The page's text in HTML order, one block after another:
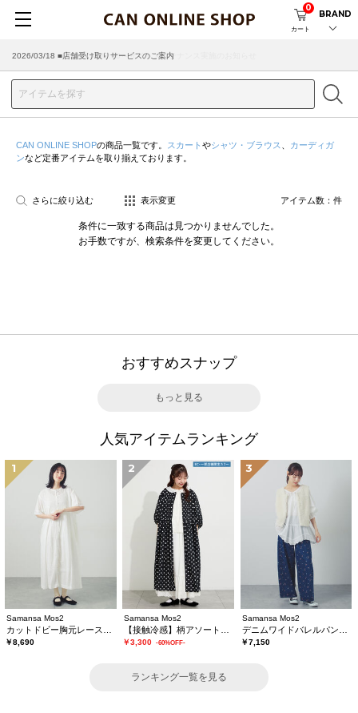
カート
0
BRAND
2026/08/04 ■8/13(木)AM2:00～サイトメンテナンス実施のお知らせ
2026/03/18 ■店舗受け取りサービスのご案内
CAN ONLINE SHOPの商品一覧です。 スカート やシャツ・ブラウス
カーディガ
ンなど定番アイテムを取り揃えております。
さらに絞り込む 表示変更 アイテム数： 件
条件に一致する商品は見つかりませんでした。
お手数ですが、検索条件を変更してください。
おすすめスナップ
もっと見る
人気アイテムランキング
1
Samansa Mos2
￥8,690
2
Samansa Mos2
￥3,300 -60%OFF-
3
Samansa Mos2
￥7,150
ランキング一覧を見る